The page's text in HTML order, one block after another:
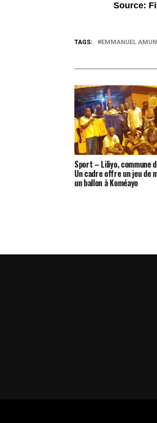
Source:
TAGS: EMMANUEL
Sport – Liliyo, commune
Un cadre offre un jeu de
un ballon à Koméayo